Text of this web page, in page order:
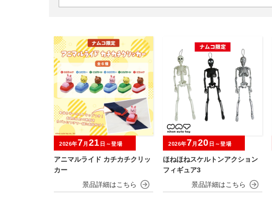
アニマルライド カチカチクリッ
カー
2026年7 月 21 日～登場
ほねほねスケルトンアクション
フィギュア3
2026年7 月 20 日～登場